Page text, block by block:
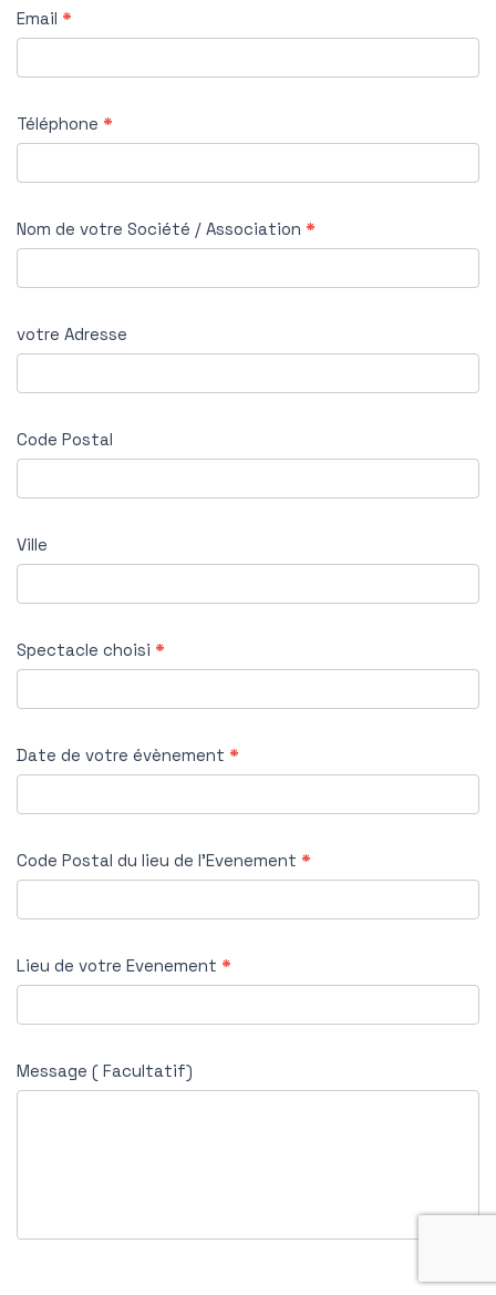
Email *
Téléphone *
Nom de votre Société / Association *
votre Adresse
Code Postal
Ville
Spectacle choisi *
Date de votre évènement *
Code Postal du lieu de l’Evenement *
Lieu de votre Evenement *
Message ( Facultatif)